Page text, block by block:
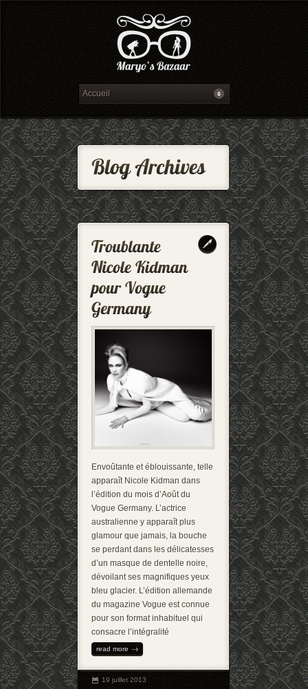
Envoûtante et éblouissante, telle
apparaît Nicole Kidman dans
l’édition du mois d’Août du
Vogue Germany. L’actrice
australienne y apparaît plus
glamour que jamais, la bouche
se perdant dans les délicatesses
d’un masque de dentelle noire,
dévoilant ses magnifiques yeux
bleu glacier. L’édition allemande
du magazine Vogue est connue
pour son format inhabituel qui
consacre l’intégralité
read more
19 juillet 2013